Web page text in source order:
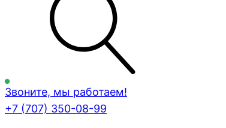
Звоните, мы работаем!
+7 (707) 350-08-99